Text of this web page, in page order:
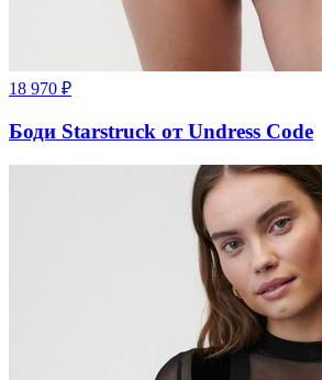
18 970 ₽
Боди Starstruck от Undress Code